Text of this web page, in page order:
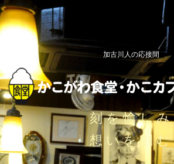
加古川人の応接間
刻を愉しみ
想いを刻む